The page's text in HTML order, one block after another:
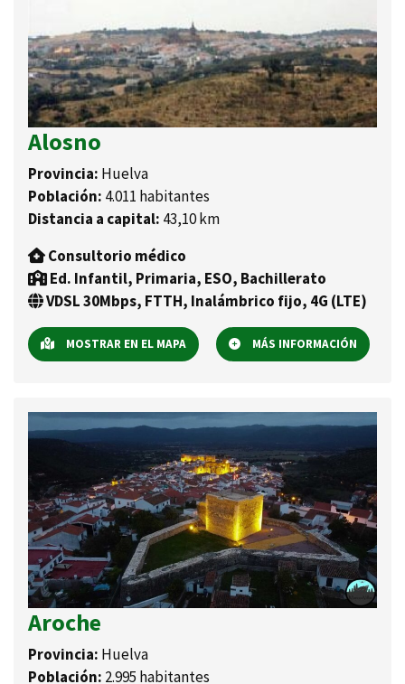
Alosno
Provincia: Huelva
Población: 4.011 habitantes
Distancia a capital: 43,10 km
Consultorio médico
Ed. Infantil, Primaria, ESO, Bachillerato
VDSL 30Mbps, FTTH, Inalámbrico fijo, 4G (LTE)
MOSTRAR EN EL MAPA MÁS INFORMACIÓN
Aroche
Provincia: Huelva
Población: 2.995 habitantes